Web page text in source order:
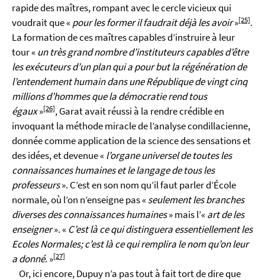
rapide des maîtres, rompant avec le cercle vicieux qui
voudrait que «pour les former il faudrait déjà les avoir»[25].
La formation de ces maîtres capables d’instruire à leur
tour «un très grand nombre d’instituteurs capables d’être
les exécuteurs d’un plan qui a pour but la régénération de
l’entendement humain dans une République de vingt cinq
millions d’hommes que la démocratie rend tous
égaux»[26], Garat avait réussi à la rendre crédible en
invoquant la méthode miracle de l’analyse condillacienne,
donnée comme application de la science des sensations et
des idées, et devenue «l’organe universel de toutes les
connaissances humaines et le langage de tous les
professeurs». C’est en son nom qu’il faut parler d’École
normale, où l’on n’enseigne pas «seulement les branches
diverses des connaissances humaines» mais l’«art de les
enseigner». « C’est là ce qui distinguera essentiellement les
Ecoles Normales; c’est là ce qui remplira le nom qu’on leur
a donné. »[27]
Or, ici encore, Dupuy n’a pas tout à fait tort de dire que